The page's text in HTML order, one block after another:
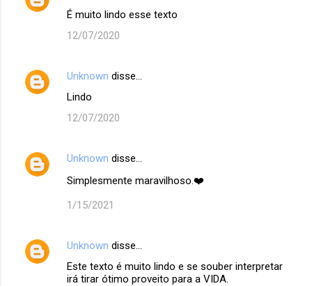
É muito lindo esse texto
12/07/2020
Unknown disse…
Lindo
12/07/2020
Unknown disse…
Simplesmente maravilhoso.❤️
1/15/2021
Unknown disse…
Este texto é muito lindo e se souber interpretar
irá tirar ótimo proveito para a VIDA.